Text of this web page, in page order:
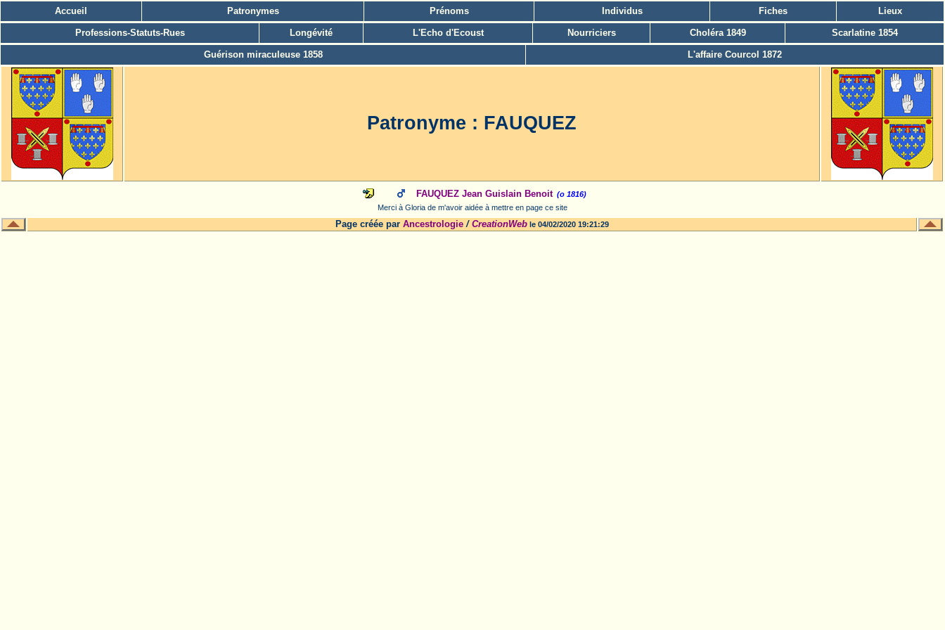
Accueil Patronymes Prénoms Individus Fiches Lieux
Professions-Statuts-Rues Longévité L'Echo d'Ecoust Nourriciers Choléra 1849 Scarlatine 1854
Guérison miraculeuse 1858 L'affaire Courcol 1872
Patronyme : FAUQUEZ
FAUQUEZ Jean Guislain Benoit (o 1816)
Merci à Gloria de m'avoir aidée à mettre en page ce site
Page créée par Ancestrologie/ CreationWeble 04/02/2020 19:21:29